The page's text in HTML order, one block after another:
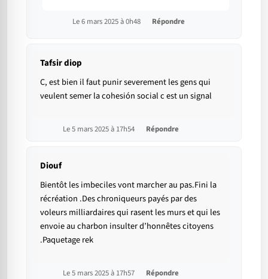
Le 6 mars 2025 à 0h48 Répondre
Tafsir diop
C, est bien il faut punir severement les gens qui
veulent semer la cohesión social c est un signal
Le 5 mars 2025 à 17h54 Répondre
Diouf
Bientôt les imbeciles vont marcher au pas.Fini la
récréation .Des chroniqueurs payés par des
voleurs milliardaires qui rasent les murs et qui les
envoie au charbon insulter d’honnêtes citoyens
.Paquetage rek
Le 5 mars 2025 à 17h57 Répondre